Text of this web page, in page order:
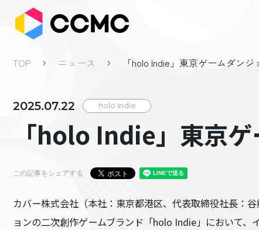
TOP ニュース 「holo Indie」東京ゲームダン
2025.07.22 holo Indie
「holo Indie」東京
この記事をシェアする
カバー株式会社（本社：東京都港区、代表取締役社長：
ョンの二次創作ゲームブランド「holo Indie」において、